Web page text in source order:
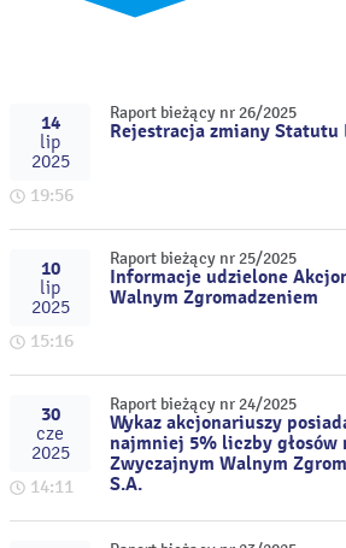
14
lip
2025
19:56
Raport bieżący nr 26/2025
Rejestracja zmiany Statutu
10
lip
2025
15:16
Raport bieżący nr 25/2025
Informacje udzielone
Walnym Zgromadzeniem
30
cze
2025
14:11
Raport bieżący nr 24/2025
Wykaz akcjonariuszy
najmniej 5% liczby głosów
Zwyczajnym Walnym
S.A.